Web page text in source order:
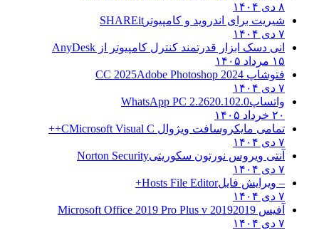
۸ دی ۱۴۰۴
شیریت برای اندروید و کامپیوتر SHAREit
۷ دی ۱۴۰۴
انی دسک ابزار قدرتمند کنترل کامپیوتر از AnyDesk
۱۵ مرداد ۱۴۰۵
فتوشاپ CC 2025 Adobe Photoshop 2024
۷ دی ۱۴۰۴
واتساپWhatsApp PC 2.2620.102.0
۲۰ خرداد ۱۴۰۵
تمامی مایکروسافت ویژوال C Microsoft Visual C++
۷ دی ۱۴۰۴
آنتی ویروس نورتون سکوریتیNorton Security
۷ دی ۱۴۰۴
– ویرایش فایلHosts File Editor+
۷ دی ۱۴۰۴
آفیس 2019 2019 Microsoft Office 2019 Pro Plus v
۷ دی ۱۴۰۴